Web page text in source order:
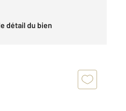
le détail du bien